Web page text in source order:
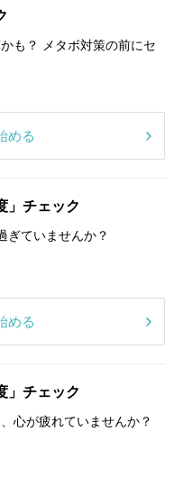
も？ メタボ対策の前にセ
める
」チェック
ていませんか？
める
」チェック
心が疲れていませんか？